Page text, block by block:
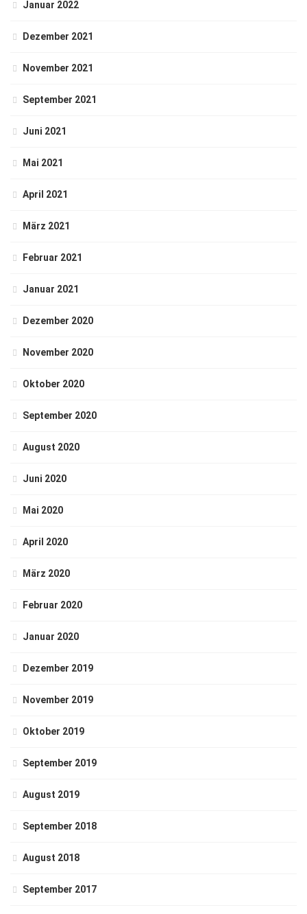
Januar 2022
Dezember 2021
November 2021
September 2021
Juni 2021
Mai 2021
April 2021
März 2021
Februar 2021
Januar 2021
Dezember 2020
November 2020
Oktober 2020
September 2020
August 2020
Juni 2020
Mai 2020
April 2020
März 2020
Februar 2020
Januar 2020
Dezember 2019
November 2019
Oktober 2019
September 2019
August 2019
September 2018
August 2018
September 2017